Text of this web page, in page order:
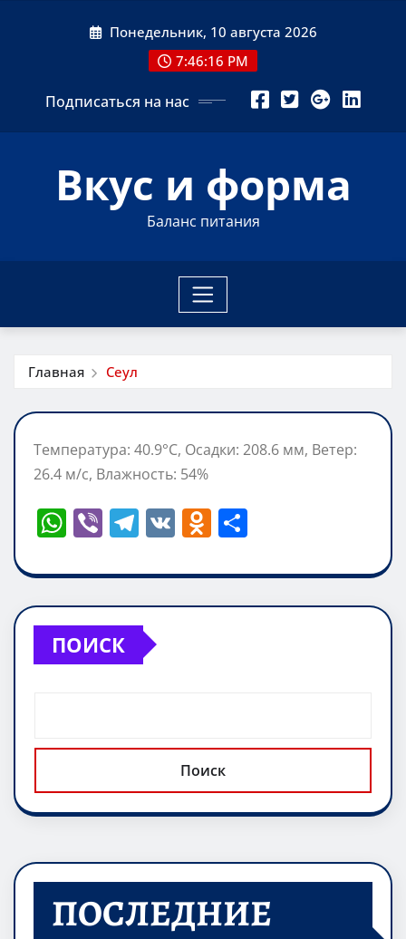
Понедельник, 10 августа 2026
7:46:16 PM
Подписаться на нас
Вкус и форма
Баланс питания
Главная Сеул
Температура: 40.9°C, Осадки: 208.6 мм, Ветер:
26.4 м/с, Влажность: 54%
W
at
s
A
p
Vi
er
T
e
gr
a
m
V O
n
o
ki
п
р
ь
ПОИСК
Поиск
ПОСЛЕДНИЕ